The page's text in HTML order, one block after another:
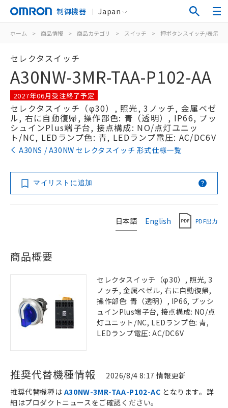
制御機器 Japan
ホーム > 商品情報 > 商品カテゴリ > スイッチ > 押ボタンスイッチ/表示灯
セレクタスイッチ
A30NW-3MR-TAA-P102-AA
2027年06月受注終了予定
セレクタスイッチ（φ30）, 照光, 3ノッチ, 金属ベゼ
ル, 右に自動復帰, 操作部色: 青（透明）, IP66, プッ
シュインPlus端子台, 接点構成: NO/点灯ユニッ
ト/NC, LEDランプ色: 青, LEDランプ電圧: AC/DC6V
A30NS / A30NW セレクタスイッチ 形式仕様一覧
マイリストに追加
日本語 English PDF出力
商品概要
セレクタスイッチ（φ30）, 照光, 3
ノッチ, 金属ベゼル, 右に自動復帰,
操作部色: 青（透明）, IP66, プッシ
ュインPlus端子台, 接点構成: NO/点
灯ユニット/NC, LEDランプ色: 青,
LEDランプ電圧: AC/DC6V
推奨代替機種情報 2026/8/4 8:17 情報更新
推奨代替機種は A30NW-3MR-TAA-P102-AC となります。詳
細はプロダクトニュースをご確認ください。